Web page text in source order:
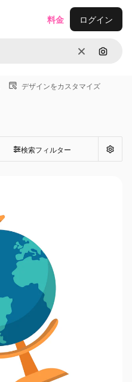
消去 画像で
料金 ログイン
デザインをカスタマイズ
検索フィルター